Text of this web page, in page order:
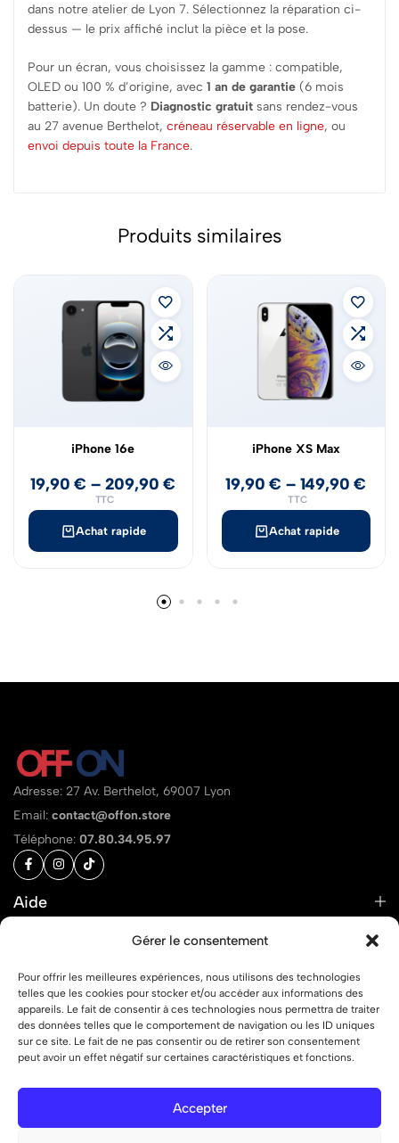
Gérer le consentement
Pour offrir les meilleures expériences, nous utilisons des technologies
telles que les cookies pour stocker et/ou accéder aux informations des
appareils. Le fait de consentir à ces technologies nous permettra de traiter
des données telles que le comportement de navigation ou les ID uniques
sur ce site. Le fait de ne pas consentir ou de retirer son consentement
peut avoir un effet négatif sur certaines caractéristiques et fonctions.
Accepter
dans notre atelier de Lyon 7. Sélectionnez la réparation ci-
dessus — le prix affiché inclut la pièce et la pose.
Pour un écran, vous choisissez la gamme : compatible,
OLED ou 100 % d’origine, avec 1 an de garantie (6 mois
batterie). Un doute ? Diagnostic gratuit sans rendez-vous
au 27 avenue Berthelot, créneau réservable en ligne, ou
envoi depuis toute la France.
Produits similaires
Achat rapide
iPhone 16e
19,90€ – 209,90€
TTC
Achat rapide
iPhone XS Max
19,90€ – 149,90€
TTC
Adresse: 27 Av. Berthelot, 69007 Lyon
Email: contact@offon.store
Téléphone: 07.80.34.95.97
Aide
© 2026 OFF ON – Tous droits réservés.